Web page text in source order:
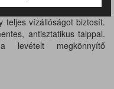
magas
teljes vízállóságot biztosít.
antisztatikus talppal.
megkönnyítő